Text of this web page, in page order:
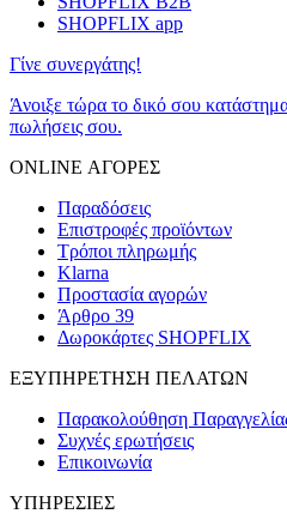
SHOPFLIX app
Γίνε συνεργάτης!
Άνοιξε τώρα το δικό σου
πωλήσεις σου.
ONLINE ΑΓΟΡΕΣ
Παραδόσεις
Επιστροφές προϊόντων
Τρόποι πληρωμής
Klarna
Προστασία αγορών
Άρθρο 39
Δωροκάρτες SHOPFLIX
ΕΞΥΠΗΡΕΤΗΣΗ ΠΕΛΑΤΩΝ
Παρακολούθηση
Συχνές ερωτήσεις
Επικοινωνία
ΥΠΗΡΕΣΙΕΣ